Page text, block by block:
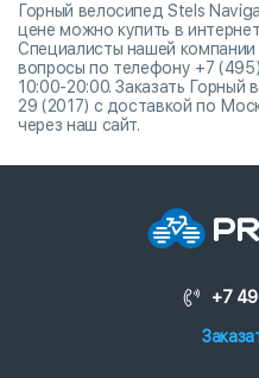
Горный велосипед Stels
цене можно купить в
Специалисты нашей
вопросы по телефону +7
10:00-20:00. Заказать
29 (2017) с доставкой по
через наш сайт.
+7